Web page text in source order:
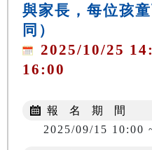
與家長，每位孩
同）
2025/10/25
16:00
報 名 期 間
2025/09/15 10:00